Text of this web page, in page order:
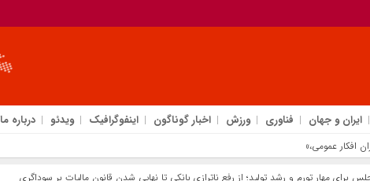
ایران و جهان فناوری ورزش اخبار گوناگون اینفوگرافیک ویدئو درباره ما
افکار عمومی،»
برای مهار تورم و رشد تولید؛ از رفع ناترازی بانکی تا نهایی شدن قانون مالیات بر سوداگری